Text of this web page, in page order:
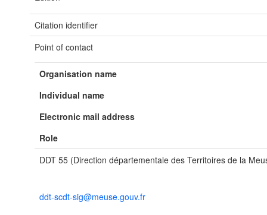
Citation identifier
Point of contact
Organisation name
Individual name
Electronic mail address
Role
DDT 55 (Direction départementale des Territoires de la
ddt-scdt-sig@meuse.gouv.fr